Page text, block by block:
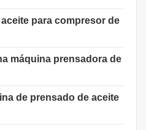
para compresor de
máquina prensadora de
de prensado de aceite